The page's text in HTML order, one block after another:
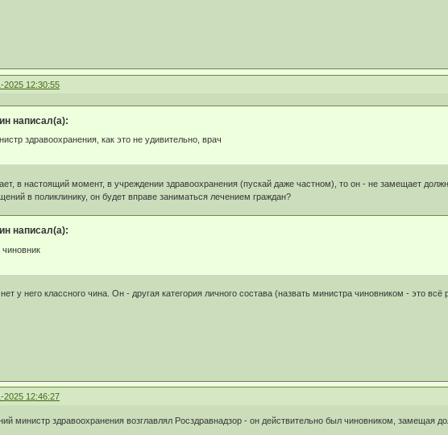
2025 12:30:55
написал(а):
здравоохранения, как это не удивительно, врач
в настоящий момент, в учреждении здравоохранения (пускай даже частном), то он - не замещает
в поликлинику, он будет вправе заниматься лечением граждан?
написал(а):
чиновник
у него классного чина. Он - другая категория личного состава (назвать министра чиновником - это
2025 12:46:27
министр здравоохранения возглавлял Росздравнадзор - он действительно был чиновником, замещая